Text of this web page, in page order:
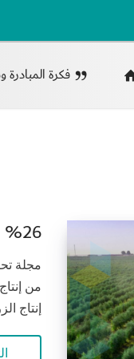
فكرة المبادرة
%26 ارتفاع إنتاج الزراعة العضوية خلال العام الماضي
إنتاج الزراعة